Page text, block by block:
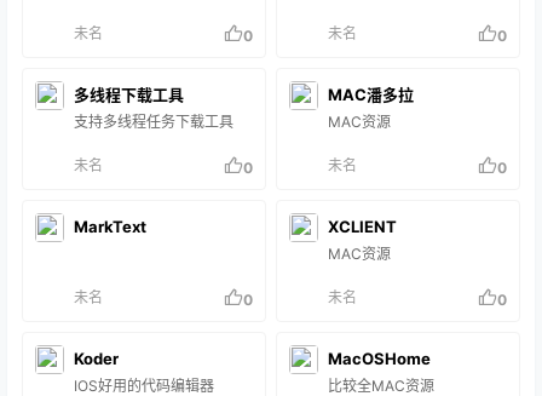
MAC安装软件的常见问
题！ 全网免费下载会员群保
未名 0 未名 0
多线程下载工具
支持多线程任务下载工具
未名 0
MAC潘多拉
MAC资源
未名 0
MarkText
未名 0
XCLIENT
MAC资源
未名 0
Koder
IOS好用的代码编辑器
MacOSHome
比较全MAC资源